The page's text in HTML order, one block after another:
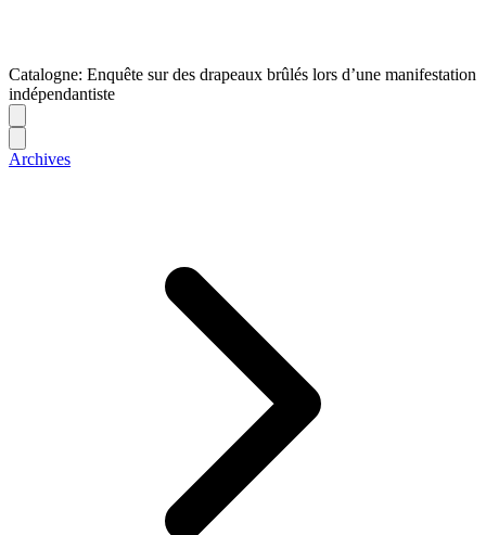
Catalogne: Enquête sur des drapeaux brûlés lors d’une manifestation
indépendantiste
Archives